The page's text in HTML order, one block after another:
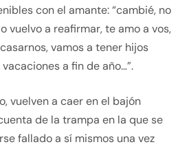
con el amante: “cambié, no
vuelvo a reafirmar, te amo a vos,
vamos a tener hijos
a fin de año…”.
vuelven a caer en el bajón
de la trampa en la que se
fallado a sí mismos una vez